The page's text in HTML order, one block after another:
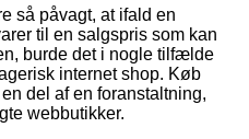
så påvagt, at ifald en
til en salgspris som kan
burde det i nogle tilfælde
internet shop. Køb
del af en foranstaltning,
webbutikker.